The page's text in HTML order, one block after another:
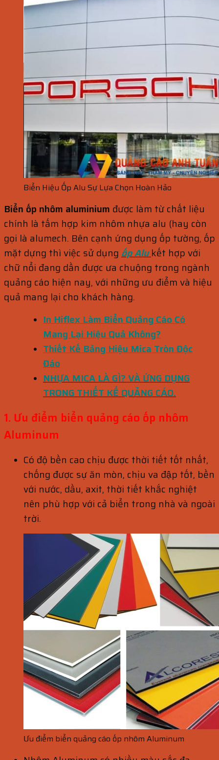
Biển Hiệu Ốp Alu Sự Lựa Chọn Hoàn Hảo
Biển ốp nhôm aluminium được làm từ chất liệu
chính là tấm hợp kim nhôm nhựa alu (hay còn
gọi là alumech. Bên cạnh ứng dụng ốp tường, ốp
mặt dựng thì việc sử dụng ốp Alu kết hợp với
chữ nổi đang dần được ưa chuộng trong ngành
quảng cáo hiện nay, với những ưu điểm và hiệu
quả mang lại cho khách hàng.
In Hiflex Làm Biển Quảng Cáo Có
Mang Lại Hiệu Quả Không?
Thiết Kế Bảng Hiệu Mica Tròn Độc
Đáo
NHỰA MICA LÀ GÌ? VÀ ỨNG DỤNG
TRONG THIẾT KẾ QUẢNG CÁO.
1. Ưu điểm biển quảng cáo ốp nhôm
Aluminum
Có độ bền cao chịu được thời tiết tốt nhất,
chống được sự ăn mòn, chịu va đập tốt, bền
với nước, dầu, axit, thời tiết khắc nghiệt
nên phù hợp với cả biển trong nhà và ngoài
trời.
Ưu điểm biển quảng cáo ốp nhôm Aluminum